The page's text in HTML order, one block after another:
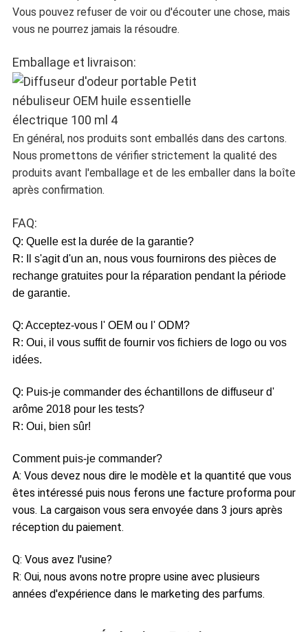
Vous pouvez refuser de voir ou d'écouter une chose, mais
vous ne pourrez jamais la résoudre.
Emballage et livraison:
En général, nos produits sont emballés dans des cartons.
Nous promettons de vérifier strictement la qualité des
produits avant l'emballage et de les emballer dans la boîte
après confirmation.
FAQ:
Q: Quelle est la durée de la garantie?
R: Il s'agit d'un an, nous vous fournirons des pièces de
rechange gratuites pour la réparation pendant la période
de garantie.
Q: Acceptez-vous l' OEM ou l' ODM?
R: Oui, il vous suffit de fournir vos fichiers de logo ou vos
idées.
Q: Puis-je commander des échantillons de diffuseur d'
arôme 2018 pour les tests?
R: Oui, bien sûr!
Comment puis-je commander?
A: Vous devez nous dire le modèle et la quantité que vous
êtes intéressé puis nous ferons une facture proforma pour
vous. La cargaison vous sera envoyée dans 3 jours après
réception du paiement.
Q: Vous avez l'usine?
R: Oui, nous avons notre propre usine avec plusieurs
années d'expérience dans le marketing des parfums.